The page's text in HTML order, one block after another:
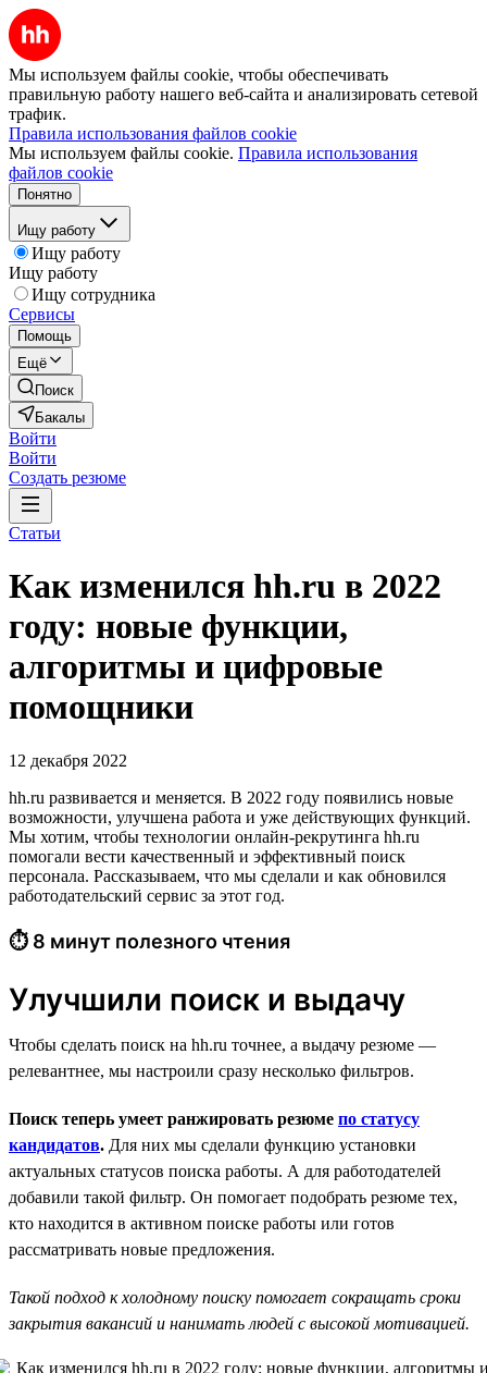
Мы используем файлы cookie, чтобы обеспечивать
правильную работу нашего веб-сайта и анализировать сетевой
трафик.
Правила использования файлов cookie
Мы используем файлы cookie. Правила использования
файлов cookie
Понятно
Ищу работу
Ищу работу
Ищу работу
Ищу сотрудника
Сервисы
Помощь
Ещё
Поиск
Бакалы
Войти
Войти
Создать резюме
Статьи
Как изменился hh.ru в 2022
году: новые функции,
алгоритмы и цифровые
помощники
12 декабря 2022
hh.ru развивается и меняется. В 2022 году появились новые
возможности, улучшена работа и уже действующих функций.
Мы хотим, чтобы технологии онлайн-рекрутинга hh.ru
помогали вести качественный и эффективный поиск
персонала. Рассказываем, что мы сделали и как обновился
работодательский сервис за этот год.
⏱ 8 минут полезного чтения
Улучшили поиск и выдачу
Чтобы сделать поиск на hh.ru точнее, а выдачу резюме —
релевантнее, мы настроили сразу несколько фильтров.
Поиск теперь умеет ранжировать резюме по статусу
кандидатов. Для них мы сделали функцию установки
актуальных статусов поиска работы. А для работодателей
добавили такой фильтр. Он помогает подобрать резюме тех,
кто находится в активном поиске работы или готов
рассматривать новые предложения.
Такой подход к холодному поиску помогает сокращать сроки
закрытия вакансий и нанимать людей с высокой мотивацией.